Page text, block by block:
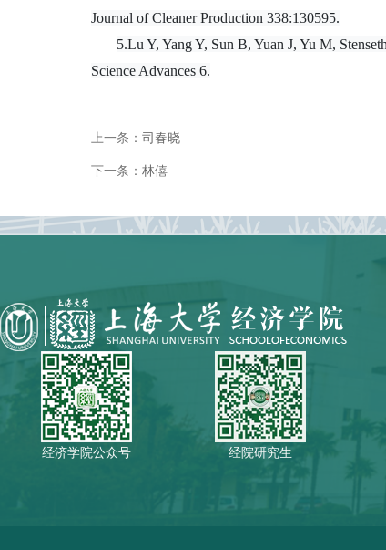
Journal of Cleaner Production 338:130595.
5.Lu Y, Yang Y, Sun B, Yuan J, Yu M,
Science Advances 6.
上一条： 司春晓
下一条： 林僖
经济学院公众号 经院研究生